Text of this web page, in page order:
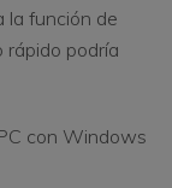
la función de
rápido podría
con Windows